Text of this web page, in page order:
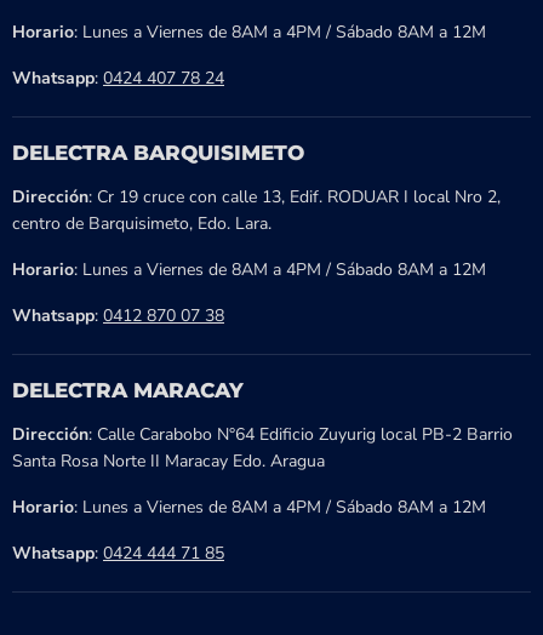
Horario: Lunes a Viernes de 8AM a 4PM / Sábado 8AM a 12M
Whatsapp: 0424 407 78 24
DELECTRA BARQUISIMETO
Dirección: Cr 19 cruce con calle 13, Edif. RODUAR I local Nro 2,
centro de Barquisimeto, Edo. Lara.
Horario: Lunes a Viernes de 8AM a 4PM / Sábado 8AM a 12M
Whatsapp: 0412 870 07 38
DELECTRA MARACAY
Dirección: Calle Carabobo N°64 Edificio Zuyurig local PB-2 Barrio
Santa Rosa Norte II Maracay Edo. Aragua
Horario: Lunes a Viernes de 8AM a 4PM / Sábado 8AM a 12M
Whatsapp: 0424 444 71 85